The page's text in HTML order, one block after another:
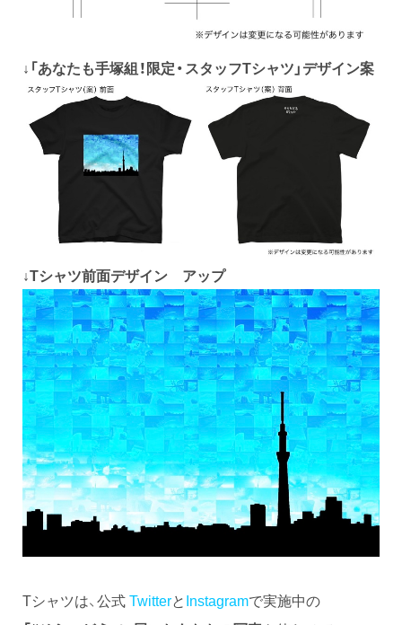
↓「あなたも手塚組！限定・スタッフTシャツ」デザイン案
↓Tシャツ前面デザイン アップ
Tシャツは、公式TwitterとInstagramで実施中の